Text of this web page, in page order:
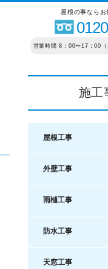
屋根の事ならお
営業時間 8：00〜17：00
施工
屋根工事
外壁工事
雨樋工事
防水工事
天窓工事